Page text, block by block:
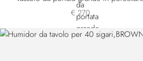
€ 270